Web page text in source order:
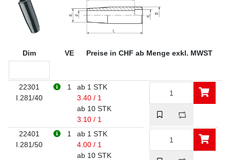
Dim VE Preise in CHF ab Menge exkl. MWST
22301
I.281/40
1
ab 1 STK
3.40 / 1
ab 10 STK
3.10 / 1
22401
I.281/50
1
ab 1 STK
4.00 / 1
ab 10 STK